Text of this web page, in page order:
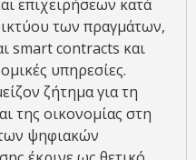
επιχειρήσεων κατά
των πραγμάτων,
smart contracts και
υπηρεσίες.
ζήτημα για τη
της οικονομίας στη
ψηφιακών